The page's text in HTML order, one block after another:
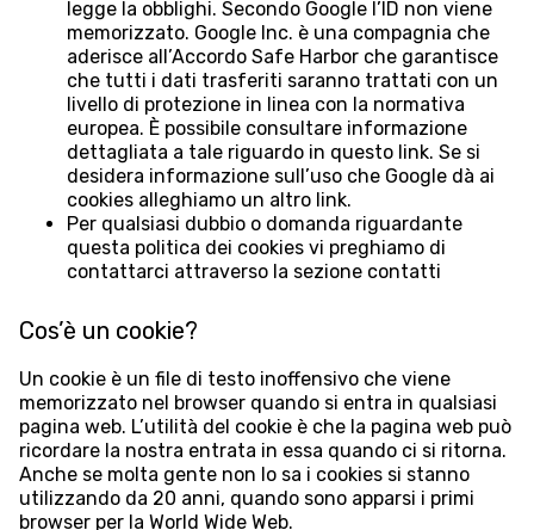
legge la obblighi. Secondo Google l’ID non viene
memorizzato. Google Inc. è una compagnia che
aderisce all’Accordo Safe Harbor che garantisce
che tutti i dati trasferiti saranno trattati con un
livello di protezione in linea con la normativa
europea. È possibile consultare informazione
dettagliata a tale riguardo in questo link. Se si
desidera informazione sull’uso che Google dà ai
cookies alleghiamo un altro link.
Per qualsiasi dubbio o domanda riguardante
questa politica dei cookies vi preghiamo di
contattarci attraverso la sezione contatti
Cos’è un cookie?
Un cookie è un file di testo inoffensivo che viene
memorizzato nel browser quando si entra in qualsiasi
pagina web. L’utilità del cookie è che la pagina web può
ricordare la nostra entrata in essa quando ci si ritorna.
Anche se molta gente non lo sa i cookies si stanno
utilizzando da 20 anni, quando sono apparsi i primi
browser per la World Wide Web.